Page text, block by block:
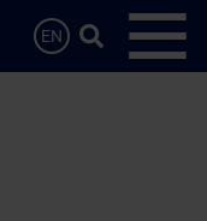
EN
Hae…
Avaa